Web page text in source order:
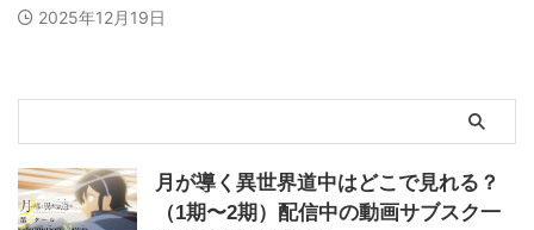
2025年12月19日
月が導く異世界道中はどこで見れる？
（1期〜2期）配信中の動画サブスク一